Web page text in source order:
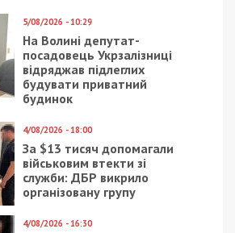
5/08/2026 - 10:29
На Волині депутат-
посадовець Укрзалізниці
відряджав підлеглих
будувати приватний
будинок
4/08/2026 - 18:00
За $13 тисяч допомагали
військовим втекти зі
служби: ДБР викрило
організовану групу
4/08/2026 - 16:30